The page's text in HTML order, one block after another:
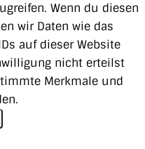
Wenn du diesen
wir Daten wie das
auf dieser Website
nicht erteilst
Merkmale und